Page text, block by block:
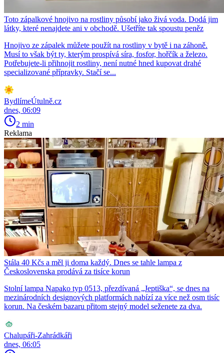
Toto zápalkové hnojivo na rostliny působí jako živá voda. Dodá jim
látky, které nenajdete ani v obchodě. Ušetříte tak spoustu peněz
Hnojivo ze zápalek můžete použít na rostliny v bytě i na záhoně.
Musí to však být ty, kterým prospívá síra, fosfor, hořčík a železo.
Potřebujete-li přihnojit rostliny, není nutné hned kupovat drahé
specializované přípravky. Stačí se...
BydlímeÚtulně.cz
dnes, 06:09
2 min
Reklama
Stála 40 Kčs a měl ji doma každý. Dnes se tahle lampa z
Československa prodává za tisíce korun
Stolní lampa Napako typ 0513, přezdívaná „Jeptiška“, se dnes na
mezinárodních designových platformách nabízí za více než osm tisíc
korun. Na českém bazaru přitom stejný model seženete za dva.
Chalupáři-Zahrádkáři
dnes, 06:05